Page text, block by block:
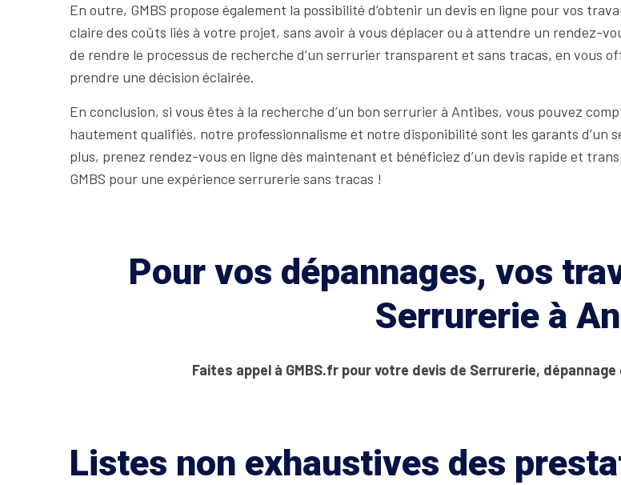
En outre, GMBS propose également la possibilité d’obtenir un devis en ligne pour vos
claire des coûts liés à votre projet, sans avoir à vous déplacer ou à attendre un rendez-
de rendre le processus de recherche d’un serrurier transparent et sans tracas, en vous
prendre une décision éclairée.
En conclusion, si vous êtes à la recherche d’un bon serrurier à Antibes, vous pouvez
hautement qualifiés, notre professionnalisme et notre disponibilité sont les garants d’un
plus, prenez rendez-vous en ligne dès maintenant et bénéficiez d’un devis rapide et
GMBS pour une expérience serrurerie sans tracas !
Pour vos dépannages, vos
Serrurerie à
Faites appel à GMBS.fr pour votre devis de Serrurerie,
Listes non exhaustives des